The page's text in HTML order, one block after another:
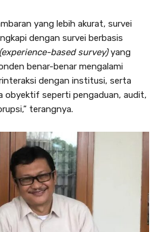
yang lebih akurat, survei
dengan survei berbasis
(experience-based survey)yang
benar-benar mengalami
dengan institusi, serta
obyektif seperti pengaduan, audit,
terangnya.